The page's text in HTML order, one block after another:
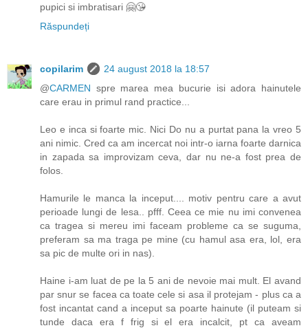
pupici si imbratisari 🤗😘
Răspundeți
copilarim
24 august 2018 la 18:57
@CARMEN spre marea mea bucurie isi adora hainutele
care erau in primul rand practice...
Leo e inca si foarte mic. Nici Do nu a purtat pana la vreo 5
ani nimic. Cred ca am incercat noi intr-o iarna foarte darnica
in zapada sa improvizam ceva, dar nu ne-a fost prea de
folos.
Hamurile le manca la inceput.... motiv pentru care a avut
perioade lungi de lesa.. pfff. Ceea ce mie nu imi convenea
ca tragea si mereu imi faceam probleme ca se suguma,
preferam sa ma traga pe mine (cu hamul asa era, lol, era
sa pic de multe ori in nas).
Haine i-am luat de pe la 5 ani de nevoie mai mult. El avand
par snur se facea ca toate cele si asa il protejam - plus ca a
fost incantat cand a inceput sa poarte hainute (il puteam si
tunde daca era f frig si el era incalcit, pt ca aveam